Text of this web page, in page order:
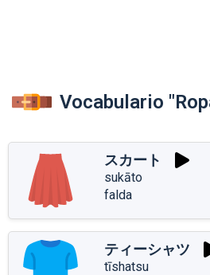
Vocabulario
スカート
sukāto
falda
ティーシャツ
tīshatsu